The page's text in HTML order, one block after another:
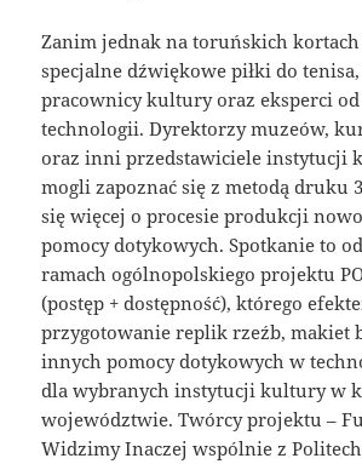
Zanim jednak na toruńskich
specjalne dźwiękowe piłki do tenisa,
pracownicy kultury oraz eksperci
technologii. Dyrektorzy muzeów,
oraz inni przedstawiciele instytucji
mogli zapoznać się z metodą druku
się więcej o procesie produkcji
pomocy dotykowych. Spotkanie to
ramach ogólnopolskiego projektu
(postęp + dostępność), którego
przygotowanie replik rzeźb, makiet
innych pomocy dotykowych w
dla wybranych instytucji kultury w
województwie. Twórcy projektu –
Widzimy Inaczej wspólnie z